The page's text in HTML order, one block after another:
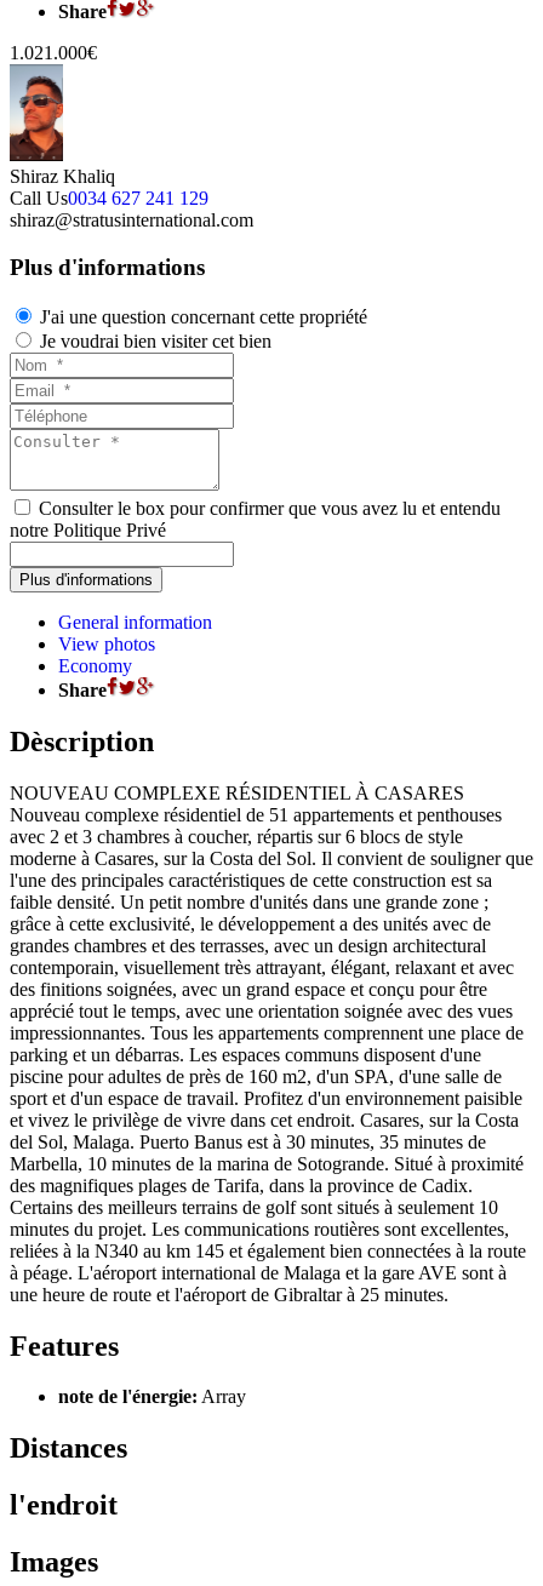
Share
1.021.000€
Shiraz Khaliq
Call Us0034 627 241 129
shiraz@stratusinternational.com
Plus d'informations
J'ai une question concernant cette propriété
Je voudrai bien visiter cet bien
Consulter le box pour confirmer que vous avez lu et entendu
notre Politique Privé
General information
View photos
Economy
Share
Dèscription
NOUVEAU COMPLEXE RÉSIDENTIEL À CASARES
Nouveau complexe résidentiel de 51 appartements et penthouses
avec 2 et 3 chambres à coucher, répartis sur 6 blocs de style
moderne à Casares, sur la Costa del Sol. Il convient de souligner que
l'une des principales caractéristiques de cette construction est sa
faible densité. Un petit nombre d'unités dans une grande zone ;
grâce à cette exclusivité, le développement a des unités avec de
grandes chambres et des terrasses, avec un design architectural
contemporain, visuellement très attrayant, élégant, relaxant et avec
des finitions soignées, avec un grand espace et conçu pour être
apprécié tout le temps, avec une orientation soignée avec des vues
impressionnantes. Tous les appartements comprennent une place de
parking et un débarras. Les espaces communs disposent d'une
piscine pour adultes de près de 160 m2, d'un SPA, d'une salle de
sport et d'un espace de travail. Profitez d'un environnement paisible
et vivez le privilège de vivre dans cet endroit. Casares, sur la Costa
del Sol, Malaga. Puerto Banus est à 30 minutes, 35 minutes de
Marbella, 10 minutes de la marina de Sotogrande. Situé à proximité
des magnifiques plages de Tarifa, dans la province de Cadix.
Certains des meilleurs terrains de golf sont situés à seulement 10
minutes du projet. Les communications routières sont excellentes,
reliées à la N340 au km 145 et également bien connectées à la route
à péage. L'aéroport international de Malaga et la gare AVE sont à
une heure de route et l'aéroport de Gibraltar à 25 minutes.
Features
note de l'énergie: Array
Distances
l'endroit
Images